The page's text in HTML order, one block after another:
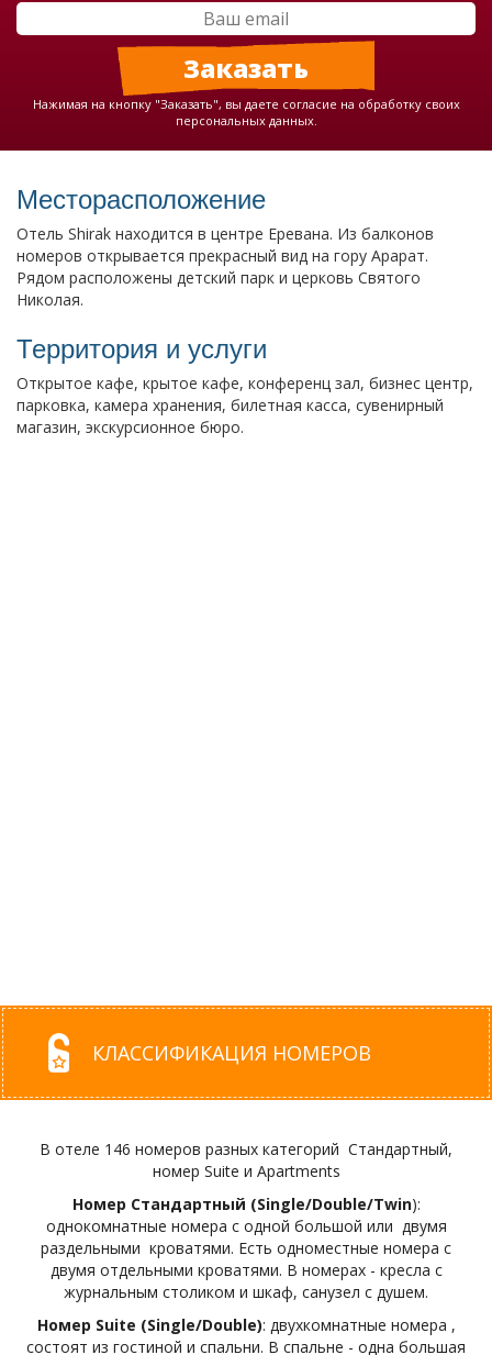
Нажимая на кнопку "Заказать", вы даете согласие на обработку своих
персональных данных.
Месторасположение
Отель Shirak находится в центре Еревана. Из балконов
номеров открывается прекрасный вид на гору Арарат.
Рядом расположены детский парк и церковь Святого
Николая.
Территория и услуги
Открытое кафе, крытое кафе, конференц зал, бизнес центр,
парковка, камера хранения, билетная касса, сувенирный
магазин, экскурсионное бюро.
КЛАССИФИКАЦИЯ НОМЕРОВ
В отеле 146 номеров разных категорий Стандартный,
номер Suite и Apartments
Номер Стандартный (Single/Double/Twin):
однокомнатные номера с одной большой или двумя
раздельными кроватями. Есть одноместные номера с
двумя отдельными кроватями. В номерах - кресла с
журнальным столиком и шкаф, санузел с душем.
Номер Suite (Single/Double): двухкомнатные номера ,
состоят из гостиной и спальни. В спальне - одна большая